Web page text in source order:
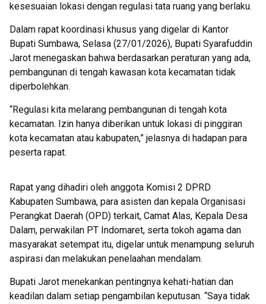
kesesuaian lokasi dengan regulasi tata ruang yang berlaku.
Dalam rapat koordinasi khusus yang digelar di Kantor
Bupati Sumbawa, Selasa (27/01/2026), Bupati Syarafuddin
Jarot menegaskan bahwa berdasarkan peraturan yang ada,
pembangunan di tengah kawasan kota kecamatan tidak
diperbolehkan.
“Regulasi kita melarang pembangunan di tengah kota
kecamatan. Izin hanya diberikan untuk lokasi di pinggiran
kota kecamatan atau kabupaten,” jelasnya di hadapan para
peserta rapat.
Rapat yang dihadiri oleh anggota Komisi 2 DPRD
Kabupaten Sumbawa, para asisten dan kepala Organisasi
Perangkat Daerah (OPD) terkait, Camat Alas, Kepala Desa
Dalam, perwakilan PT Indomaret, serta tokoh agama dan
masyarakat setempat itu, digelar untuk menampung seluruh
aspirasi dan melakukan penelaahan mendalam.
Bupati Jarot menekankan pentingnya kehati-hatian dan
keadilan dalam setiap pengambilan keputusan. “Saya tidak